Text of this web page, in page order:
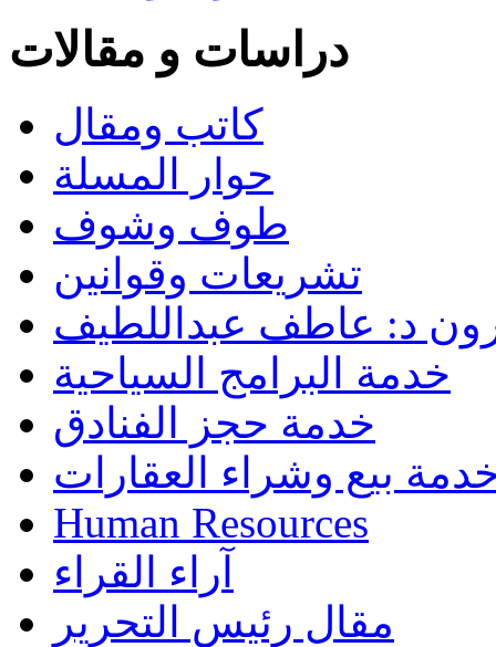
دراسات و مقالات
كاتب ومقال
حوار المسلة
طوف وشوف
تشريعات وقوانين
د: عاطف عبداللطيف
خدمة البرامج السياحية
خدمة حجز الفنادق
بيع وشراء العقارات
Human Resources
آراء القراء
مقال رئيس التحرير